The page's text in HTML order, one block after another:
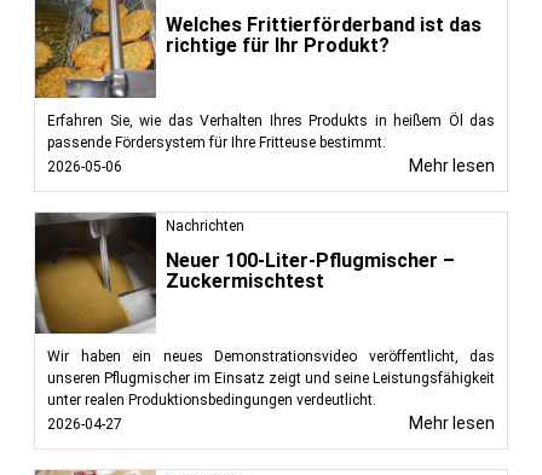
Welches Frittierförderband ist das
richtige für Ihr Produkt?
Erfahren Sie, wie das Verhalten Ihres Produkts in heißem Öl das
passende Fördersystem für Ihre Fritteuse bestimmt.
2026-05-06
Mehr lesen
Nachrichten
Neuer 100-Liter-Pflugmischer –
Zuckermischtest
Wir haben ein neues Demonstrationsvideo veröffentlicht, das
unseren Pflugmischer im Einsatz zeigt und seine Leistungsfähigkeit
unter realen Produktionsbedingungen verdeutlicht.
2026-04-27
Mehr lesen